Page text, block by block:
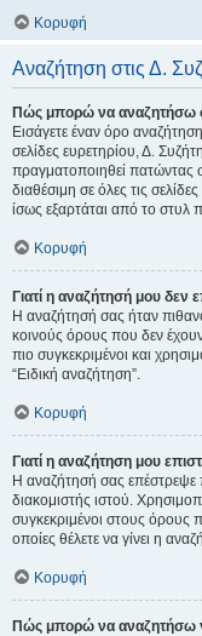
Κορυφή
Αναζήτηση στις Δ.
Πώς μπορώ να αναζητήσω
Εισάγετε έναν όρο
σελίδες ευρετηρίου, Δ.
πραγματοποιηθεί πατώντας
διαθέσιμη σε όλες τις
ίσως εξαρτάται από το στυλ
Κορυφή
Γιατί η αναζήτησή μου δεν
Η αναζήτησή σας ήταν
κοινούς όρους που δεν
πιο συγκεκριμένοι και
“Ειδική αναζήτηση”.
Κορυφή
Γιατί η αναζήτηση μου
Η αναζήτησή σας επέστρεψε
διακομιστής ιστού.
συγκεκριμένοι στους όρους
οποίες θέλετε να γίνει η
Κορυφή
Πώς μπορώ να αναζητήσω